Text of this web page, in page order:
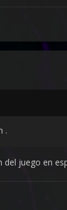
.
del juego en